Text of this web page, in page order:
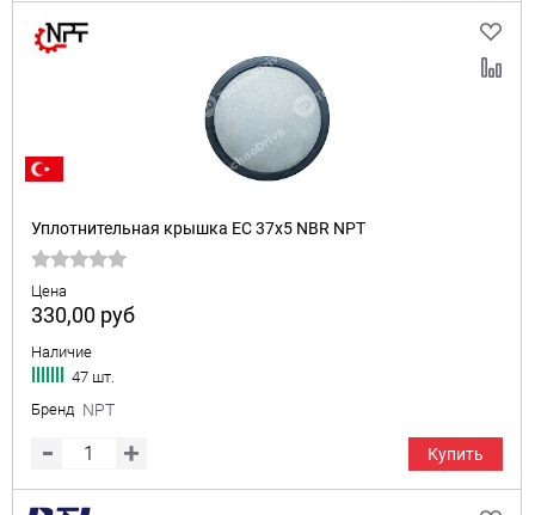
Уплотнительная крышка EC 37x5 NBR NPT
Цена
330,00 руб
Наличие
47 шт.
Бренд NPT
Купить